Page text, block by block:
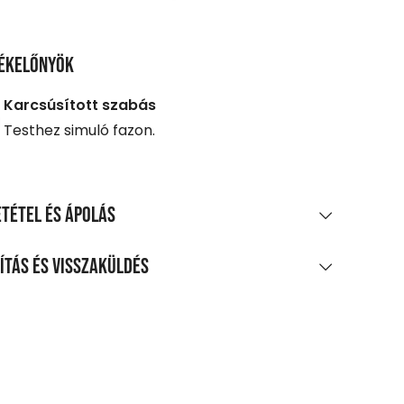
Karcsúsított szabás
Testhez simuló fazon.
és ápolás
és visszaküldés